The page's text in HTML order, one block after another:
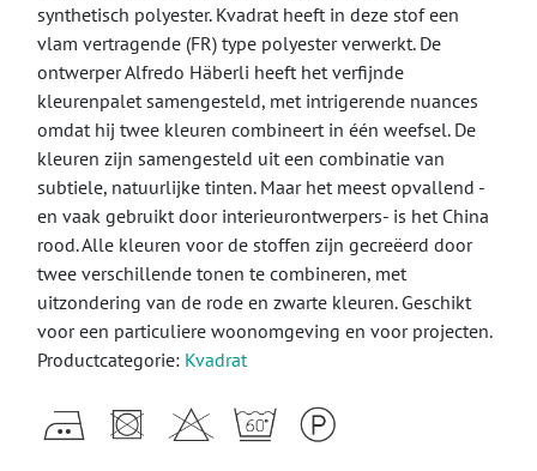
synthetisch polyester. Kvadrat heeft in deze stof een
vlam vertragende (FR) type polyester verwerkt. De
ontwerper Alfredo Häberli heeft het verfijnde
kleurenpalet samengesteld, met intrigerende nuances
omdat hij twee kleuren combineert in één weefsel. De
kleuren zijn samengesteld uit een combinatie van
subtiele, natuurlijke tinten. Maar het meest opvallend -
en vaak gebruikt door interieurontwerpers- is het China
rood. Alle kleuren voor de stoffen zijn gecreëerd door
twee verschillende tonen te combineren, met
uitzondering van de rode en zwarte kleuren. Geschikt
voor een particuliere woonomgeving en voor projecten.
Productcategorie: Kvadrat